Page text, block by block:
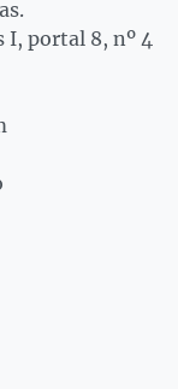
I, portal 8, nº 4